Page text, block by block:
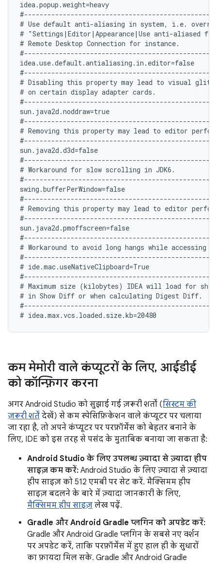
idea.popup.weight=heavy
# Use default anti-aliasing in system, i.e.
# "Settings|Editor|Appearance|Use anti-aliased
# Remote Desktop Connection for instance.
idea.use.default.antialiasing.in.editor=false
# Disabling this property may lead to visual
# on certain display adapter cards.
sun.java2d.noddraw=true
# Removing this property may lead to editor
sun.java2d.d3d=false
# Workaround for slow scrolling in JDK6.
swing.bufferPerWindow=false
# Removing this property may lead to editor
sun.java2d.pmoffscreen=false
# Workaround to avoid long hangs while accessing
# ide.mac.useNativeClipboard=True
# Maximum size (kilobytes) IDEA will load for
# in Show Diff or when calculating Digest Diff.
कम मेमोरी वाले कंप्यूटरों के लिए, आईडीई
को कॉन्फ़िगर करना
अगर Android Studio को सुझाई गई ज़रूरी शर्तों (सिस्टम की
ज़रूरी शर्तें देखें) से कम स्पेसिफ़िकेशन वाले कंप्यूटर पर चलाया
जा रहा है, तो अपने कंप्यूटर पर परफ़ॉर्मेंस को बेहतर बनाने के
लिए, IDE को इस तरह से पसंद के मुताबिक बनाया जा सकता है:
Android Studio के लिए उपलब्ध ज़्यादा से ज़्यादा हीप
साइज़ कम करें: Android Studio के लिए ज़्यादा से ज़्यादा
हीप साइज़ को 512 एमबी पर सेट करें. मैक्सिमम हीप
साइज़ बदलने के बारे में ज़्यादा जानकारी के लिए,
मैक्सिमम हीप साइज़ लेख पढ़ें.
Gradle और Android Gradle प्लगिन को अपडेट करें:
Gradle और Android Gradle प्लगिन के सबसे नए वर्शन
पर अपडेट करें, ताकि परफ़ॉर्मेंस में हुए हाल ही के सुधारों
का फ़ायदा मिल सके. Gradle और Android Gradle